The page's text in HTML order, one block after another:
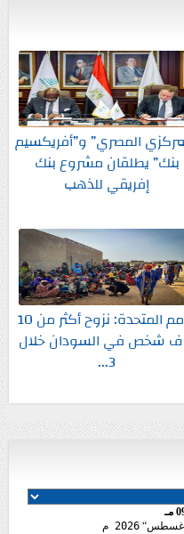
المصري” و”أفريكسيم
بنك” يطلقان مشروع بنك
إفريقي للذهب
الأمم المتحدة: نزوح أكثر من 10
شخص في السودان خلال
3...
أغسطس 2026 م